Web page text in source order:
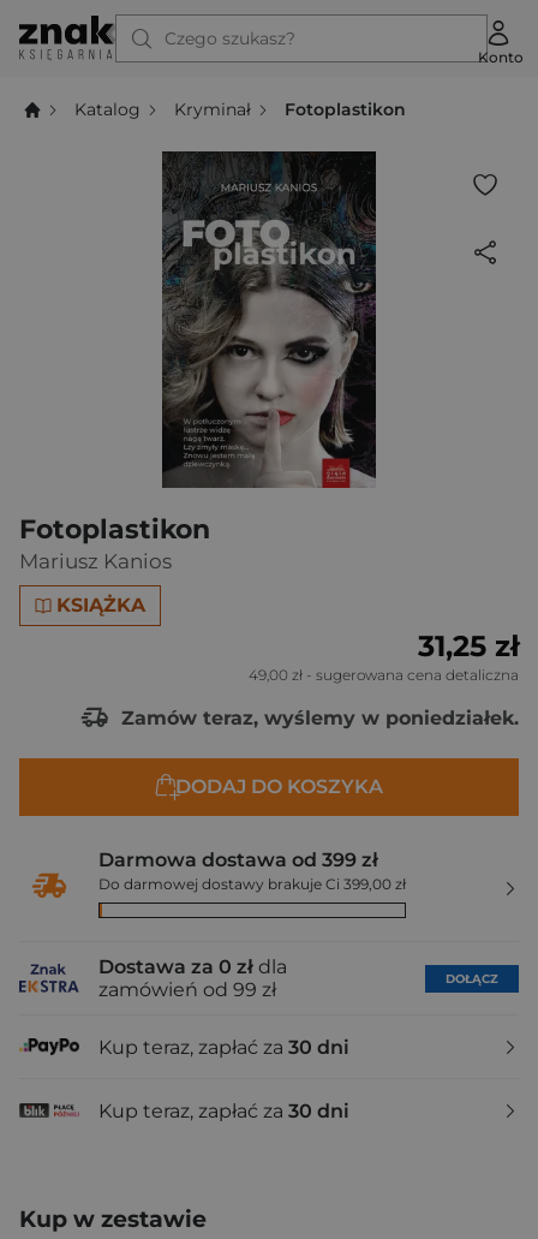
Czego szukasz?
Konto
Katalog Kryminał Fotoplastikon
Fotoplastikon
Mariusz Kanios
KSIĄŻKA
31,25 zł
49,00 zł - sugerowana cena detaliczna
Zamów teraz, wyślemy w poniedziałek.
DODAJ DO KOSZYKA
Darmowa dostawa od 399 zł
Do darmowej dostawy brakuje Ci 399,00 zł
Dostawa za 0 zł dla
zamówień od 99 zł
DOŁĄCZ
Kup teraz, zapłać za 30 dni
Kup teraz, zapłać za 30 dni
Kup w zestawie